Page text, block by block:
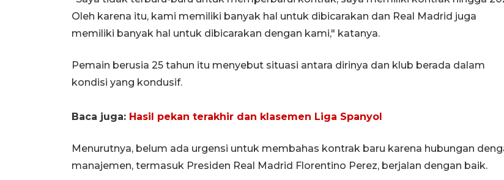
Oleh karena itu, kami memiliki banyak hal untuk dibicarakan dan Real Madrid juga
memiliki banyak hal untuk dibicarakan dengan kami," katanya.
Pemain berusia 25 tahun itu menyebut situasi antara dirinya dan klub berada dalam
kondisi yang kondusif.
Baca juga: Hasil pekan terakhir dan klasemen Liga Spanyol
Menurutnya, belum ada urgensi untuk membahas kontrak baru karena hubungan
manajemen, termasuk Presiden Real Madrid Florentino Perez, berjalan dengan baik.